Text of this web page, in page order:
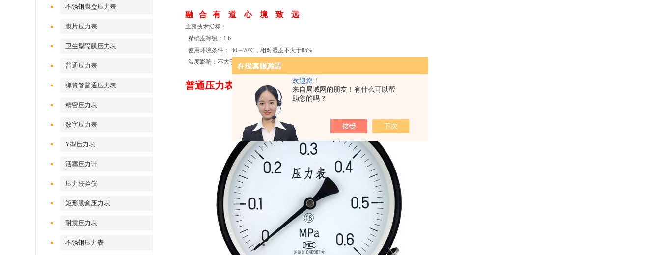
欢迎您！
来自局域网的朋友！有什么可以帮
助您的吗？
不锈钢膜盒压力表
膜片压力表
卫生型隔膜压力表
普通压力表
弹簧管普通压力表
精密压力表
数字压力表
Y型压力表
活塞压力计
压力校验仪
矩形膜盒压力表
耐震压力表
不锈钢压力表
融 合 有 道 心 境 致 远
主要技术指标：
精确度等级：1.6
使用环境条件：-40～70℃，相对湿度不大于85%
温度影响：不大于0.4%/10℃（使用温度偏离20±5℃）
普通压力表 Y-200结构原理